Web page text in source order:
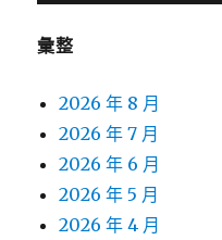
彙整
2026 年 8 月
2026 年 7 月
2026 年 6 月
2026 年 5 月
2026 年 4 月